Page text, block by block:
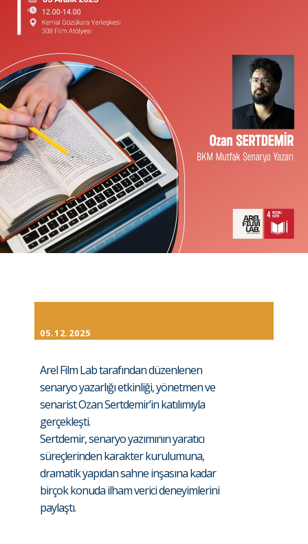
05.12.2025
Arel Film Lab tarafından düzenlenen
senaryo yazarlığı etkinliği, yönetmen ve
senarist Ozan Sertdemir’in katılımıyla
gerçekleşti.
Sertdemir, senaryo yazımının yaratıcı
süreçlerinden karakter kurulumuna,
dramatik yapıdan sahne inşasına kadar
birçok konuda ilham verici deneyimlerini
paylaştı.